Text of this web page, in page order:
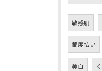
敏感肌
都度払い
美白